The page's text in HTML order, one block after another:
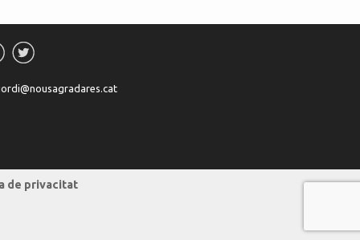
de privacitat